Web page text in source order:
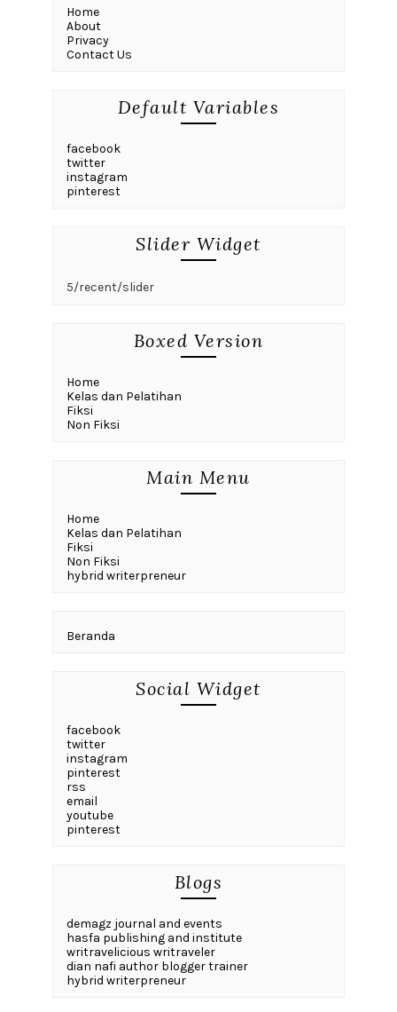
Home
About
Privacy
Contact Us
Default Variables
facebook
twitter
instagram
pinterest
Slider Widget
5/recent/slider
Boxed Version
Home
Kelas dan Pelatihan
Fiksi
Non Fiksi
Main Menu
Home
Kelas dan Pelatihan
Fiksi
Non Fiksi
hybrid writerpreneur
Beranda
Social Widget
facebook
twitter
instagram
pinterest
rss
email
youtube
pinterest
Blogs
demagz journal and events
hasfa publishing and institute
writravelicious writraveler
dian nafi author blogger trainer
hybrid writerpreneur